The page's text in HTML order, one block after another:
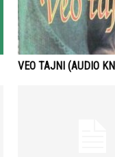
VEO TAJNI (AUDIO